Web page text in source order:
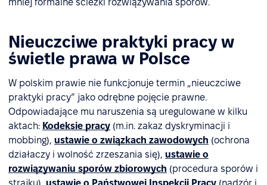
mniej formalne ścieżki rozwiązywania sporów.
Nieuczciwe praktyki pracy w
świetle prawa w Polsce
W polskim prawie nie funkcjonuje termin „nieuczciwe
praktyki pracy” jako odrębne pojęcie prawne.
Odpowiadające mu naruszenia są uregulowane w kilku
aktach: Kodeksie pracy (m.in. zakaz dyskryminacji i
mobbing), ustawie o związkach zawodowych (ochrona
działaczy i wolność zrzeszania się), ustawie o
rozwiązywaniu sporów zbiorowych (procedura sporów i
strajku), ustawie o Państwowej Inspekcji Pracy (nadzór i